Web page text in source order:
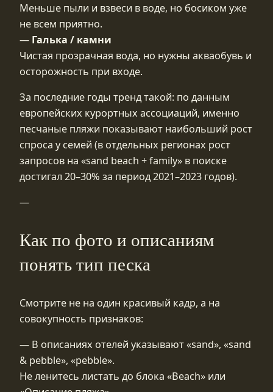
Меньше пыли и взвеси в воде, но босиком уже
не всем приятно.
— Галька / камни
Чистая прозрачная вода, но нужны акваобувь и
осторожность при входе.
За последние годы тренд такой: по данным
европейских курортных ассоциаций, именно
песчаные пляжи показывают наибольший рост
спроса у семей (в отдельных регионах рост
запросов на «sand beach + family» в поиске
достигал 20–30% за период 2021–2023 годов).
—
Как по фото и описаниям
понять тип песка
Смотрите не на один красивый кадр, а на
совокупность признаков:
— В описаниях отелей указывают «sand», «sand
& pebble», «pebble».
Не ленитесь листать до блока «Beach» или